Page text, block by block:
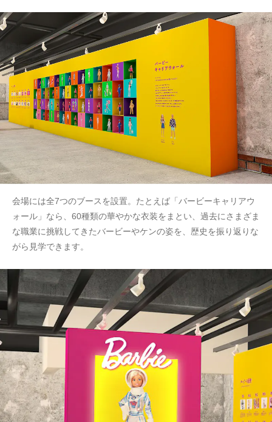
会場には全7つのブースを設置。たとえば「バービーキャリアウ
ォール」なら、60種類の華やかな衣装をまとい、過去にさまざま
な職業に挑戦してきたバービーやケンの姿を、歴史を振り返りな
がら見学できます。